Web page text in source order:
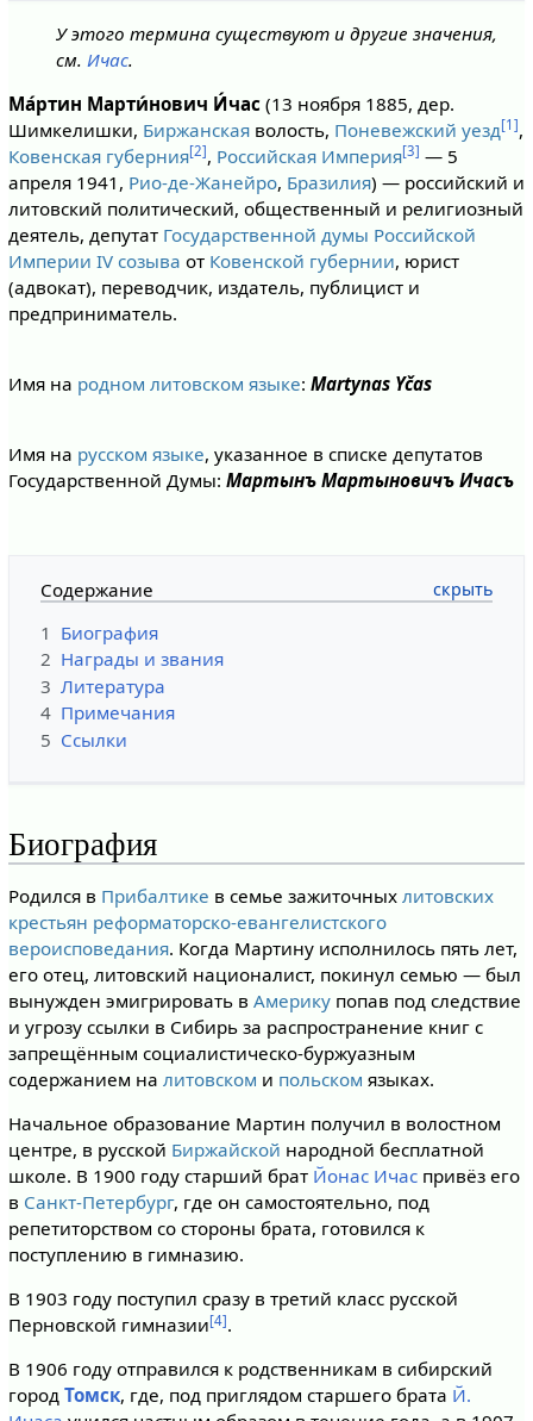
У этого термина существуют и другие значения,
см. Ичас.
Ма́ртин Марти́нович И́час(13 ноября 1885, дер.
Шимкелишки, Биржанскаяволость, Поневежский уезд[1],
Ковенская губерния[2], Российская Империя[3] — 5
апреля 1941, Рио-де-Жанейро, Бразилия) — российский и
литовский политический, общественный и религиозный
деятель, депутат Государственной думы Российской
Империи IV созыва от Ковенской губернии, юрист
(адвокат), переводчик, издатель, публицист и
предприниматель.
Имя на родном литовском языке: Martynas Yčas
Имя на русском языке, указанное в списке депутатов
Государственной Думы: Мартынъ Мартыновичъ Ичасъ
Содержание
1 Биография
2 Награды и звания
3 Литература
4 Примечания
5 Ссылки
Биография
Родился в Прибалтике в семье зажиточных литовских
крестьян реформаторско-евангелистского
вероисповедания. Когда Мартину исполнилось пять лет,
его отец, литовский националист, покинул семью — был
вынужден эмигрировать в Америкупопав под следствие
и угрозу ссылки в Сибирь за распространение книг с
запрещённым социалистическо-буржуазным
содержанием на литовском и польском языках.
Начальное образование Мартин получил в волостном
центре, в русской Биржайской народной бесплатной
школе. В 1900 году старший брат Йонас Ичаспривёз его
в Санкт-Петербург, где он самостоятельно, под
репетиторством со стороны брата, готовился к
поступлению в гимназию.
В 1903 году поступил сразу в третий класс русской
Перновской гимназии[4].
В 1906 году отправился к родственникам в сибирский
город Томск, где, под приглядом старшего брата Й.